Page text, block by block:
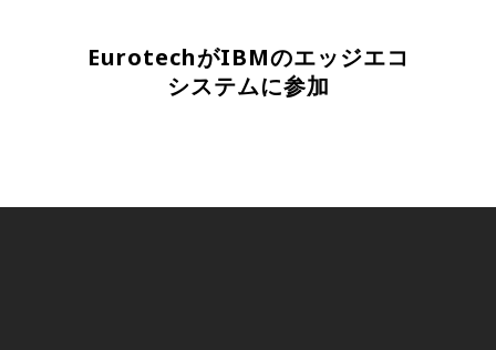
EurotechがIBMのエッジエコ
システムに参加